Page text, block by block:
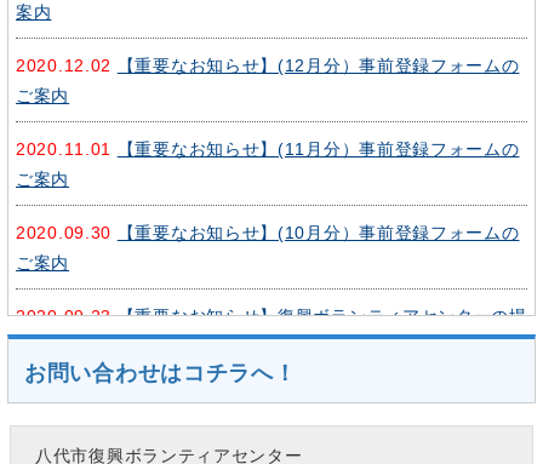
案内
2020.12.02
【重要なお知らせ】(12月分）事前登録フォームの
ご案内
2020.11.01
【重要なお知らせ】(11月分）事前登録フォームの
ご案内
2020.09.30
【重要なお知らせ】(10月分）事前登録フォームの
ご案内
2020.09.23【重要なお知らせ】復興ボランティアセンターの場
2020.09.19【重要なお知らせ】(9月分）事前登録フォームのご
案内
お問い合わせはコチラへ！
八代市復興ボランティアセンター